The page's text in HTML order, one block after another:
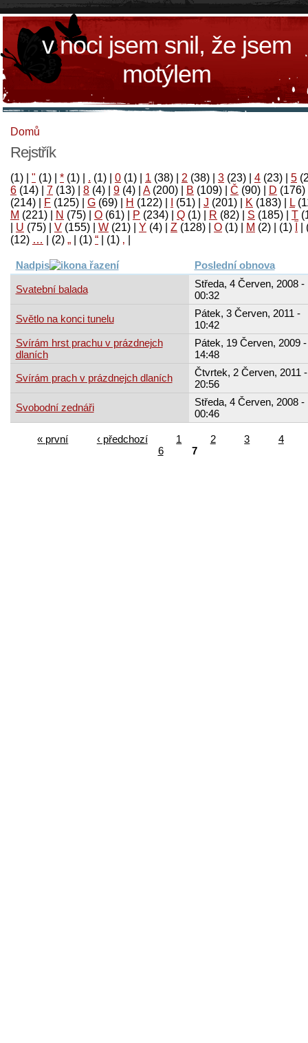
v noci jsem snil, že jsem
motýlem
Domů
Rejstřík
(1) " (1) * (1) . (1) 0 (1) 1 (38) 2 (38) 3 (23) 4 (23) 5
6 (14) 7 (13) 8 (4) 9 (4) A(200) B (109) Č (90) D (176)
(214)
F (125) G (69) H (122) (51) J (201) K (183) L
M (221) N (75) O (61) P (234) Q (1) R (82) S (185) T
U (75) V (155) W (21) Y (4) Z (128) Ο (1) М (2)
(1)
‚
(1)
“
(1)
„
(2)
…
(12)
Nadpis Poslední obnova
Svatební balada
Středa, 4 Červen, 2008 -
00:32
Světlo na konci tunelu
Pátek, 3 Červen, 2011 -
10:42
Svírám hrst prachu v prázdnejch
dlaních
Pátek, 19 Červen, 2009 -
14:48
Svírám prach v prázdnejch dlaních
Čtvrtek, 2 Červen, 2011 -
20:56
Svobodní zednáři
Středa, 4 Červen, 2008 -
00:46
« první ‹ předchozí 1 2 3
4
6
7